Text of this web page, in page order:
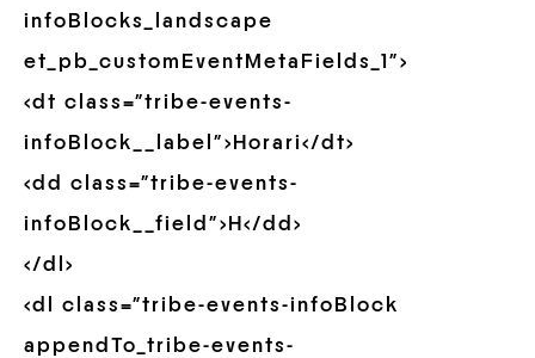
infoBlocks_landscape
et_pb_customEventMetaFields_1″>
<dt class=”tribe-events-
infoBlock__label”>Horari</dt>
<dd class=”tribe-events-
infoBlock__field”>H</dd>
</dl>
<dl class=”tribe-events-infoBlock
appendTo_tribe-events-